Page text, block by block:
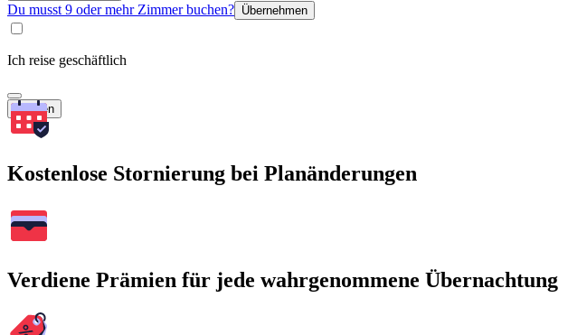
Du musst 9 oder mehr Zimmer buchen? Übernehmen
Ich reise geschäftlich
Suchen
Kostenlose Stornierung bei Planänderungen
Verdiene Prämien für jede wahrgenommene Übernachtung